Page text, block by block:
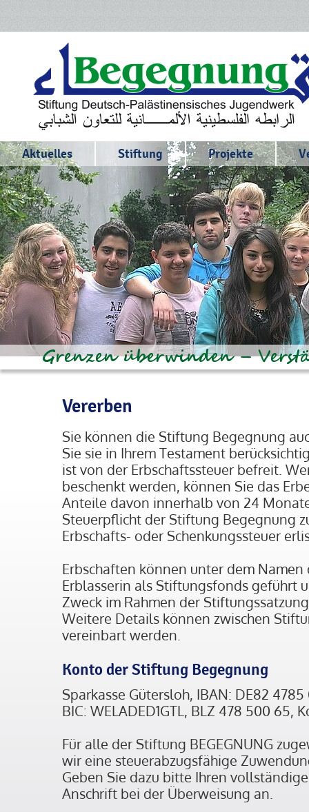
Aktuelles Stiftung Projekte
Vererben
Sie können die Stiftung Begegnung
Sie sie in Ihrem Testament
ist von der Erbschaftssteuer befreit.
beschenkt werden, können Sie das
Anteile davon innerhalb von 24
Steuerpflicht der Stiftung Begegnung
Erbschafts- oder Schenkungssteuer
Erbschaften können unter dem Namen
Erblasserin als Stiftungsfonds geführt
Zweck im Rahmen der
Weitere Details können zwischen
vereinbart werden.
Konto der Stiftung Begegnung
Sparkasse Gütersloh, IBAN: DE82
BIC: WELADED1GTL, BLZ 478 500 65,
Für alle der Stiftung BEGEGNUNG
wir eine steuerabzugsfähige
Geben Sie dazu bitte Ihren
Anschrift bei der Überweisung an.